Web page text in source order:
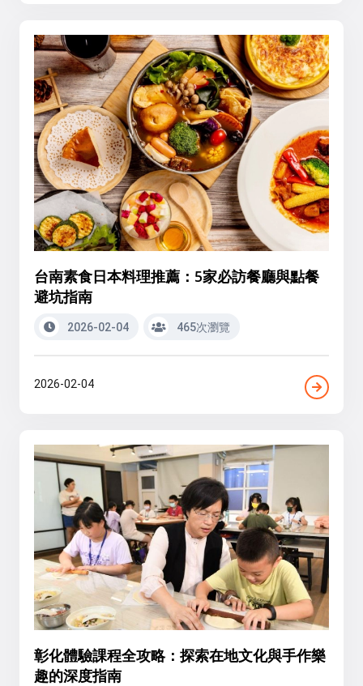
台南素食日本料理推薦：5家必訪餐廳與點餐
避坑指南
2026-02-04 465次瀏覽
2026-02-04
彰化體驗課程全攻略：探索在地文化與手作樂
趣的深度指南